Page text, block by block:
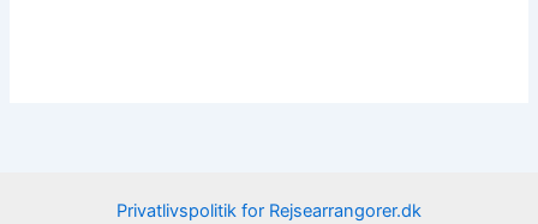
Privatlivspolitik for Rejsearrangorer.dk